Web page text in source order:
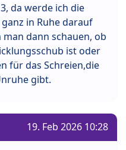
da werde ich die
in Ruhe darauf
dann schauen, ob
ist oder
für das Schreien,die
gibt.
19. Feb 2026 10:28